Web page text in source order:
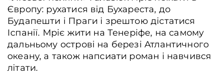
Європу: рухатися від Бухареста, до
Будапешти і Праги і зрештою дістатися
Іспанії. Мріє жити на Тенеріфе, на самому
дальньому острові на березі Атлантичного
океану, а також напсиати роман і навчився
літати.